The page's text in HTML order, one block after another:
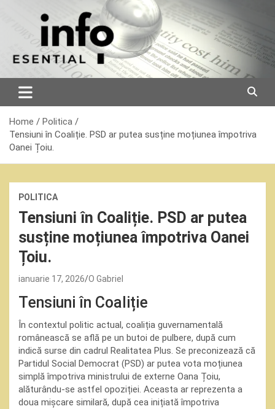
Home
Politica
Tensiuni în Coaliție. PSD ar putea susține moțiunea împotriva
Oanei Țoiu.
POLITICA
Tensiuni în Coaliție. PSD ar putea
susține moțiunea împotriva Oanei
Țoiu.
ianuarie 17, 2026 O Gabriel
Tensiuni în Coaliție
În contextul politic actual, coaliția guvernamentală
românească se află pe un butoi de pulbere, după cum
indică surse din cadrul Realitatea Plus. Se preconizează că
Partidul Social Democrat (PSD) ar putea vota moțiunea
simplă împotriva ministrului de externe Oana Țoiu,
alăturându-se astfel opoziției. Aceasta ar reprezenta a
doua mișcare similară, după cea inițiată împotriva